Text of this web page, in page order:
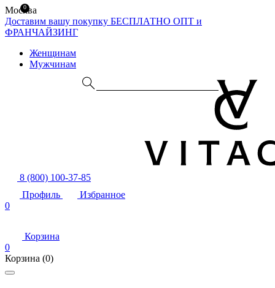
Москва
Доставим вашу покупку БЕСПЛАТНО ОПТ и
ФРАНЧАЙЗИНГ
Женщинам
Мужчинам
8 (800) 100-37-85
Профиль
Избранное
0
Корзина
0
Корзина (0)
0